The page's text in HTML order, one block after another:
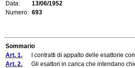
Data:
13/06/1952
Numero: 693
Sommario
Art. 1. I contratti di appalto delle esattorie
Art. 2. Gli esattori in carica che intendano